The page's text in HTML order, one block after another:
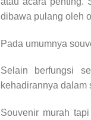
dibawa pulang oleh
Pada umumnya
Selain berfungsi
kehadirannya dalam
Souvenir murah